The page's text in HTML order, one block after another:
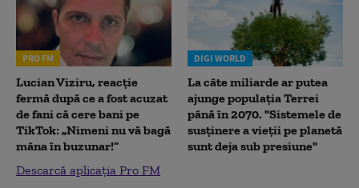
PRO FM
Lucian Viziru, reacție
fermă după ce a fost acuzat
de fani că cere bani pe
TikTok: „Nimeni nu vă bagă
mâna în buzunar!”
Descarcă aplicația Pro FM
DIGI WORLD
La câte miliarde ar putea
ajunge populația Terrei
până în 2070. "Sistemele de
susținere a vieții pe planetă
sunt deja sub presiune"